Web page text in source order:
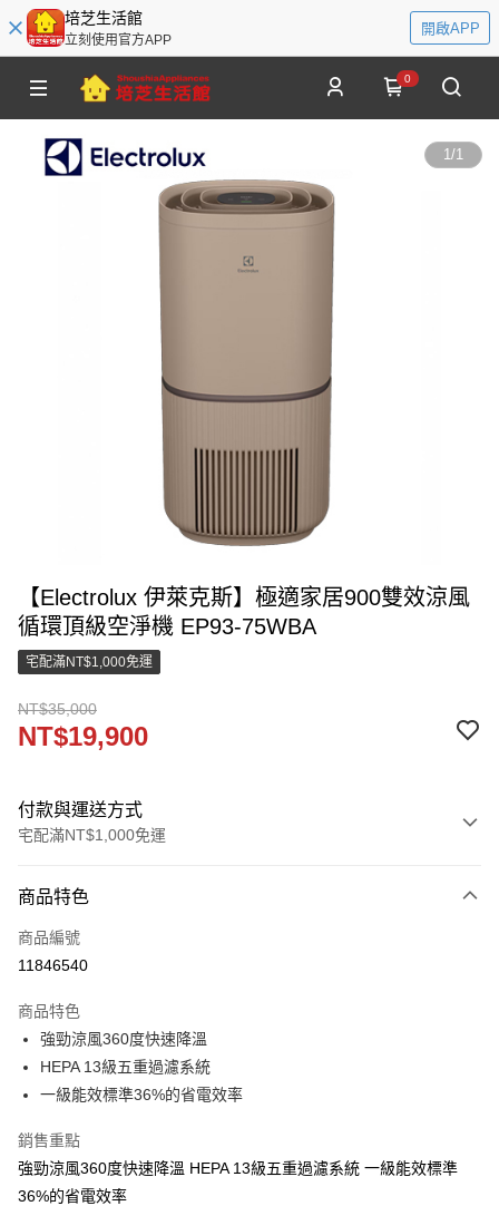
培芝生活館
立刻使用官方APP
開啟APP
0
1/1
【Electrolux 伊萊克斯】極適家居900雙效涼風
循環頂級空淨機 EP93-75WBA
宅配滿NT$1,000免運
NT$35,000
NT$19,900
付款與運送方式
宅配滿NT$1,000免運
信用卡一次付款
LINE Pay
悠遊付
ATM付款
運送方式
宅配
每筆NT$100，滿NT$1,000(含以上)免運費
商品特色
商品編號
11846540
商品特色
強勁涼風360度快速降溫
HEPA 13級五重過濾系統
一級能效標準36%的省電效率
銷售重點
強勁涼風360度快速降溫 HEPA 13級五重過濾系統 一級能效標準
36%的省電效率